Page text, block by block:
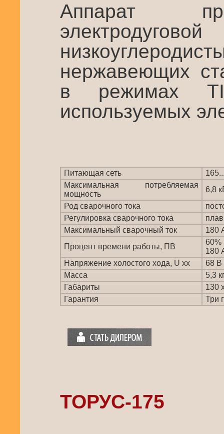
Аппарат
нержавеющих
в режимах
используемых
Питающая сеть
Максимальная потребляемая
мощность
6,8
Род сварочного тока
Регулировка сварочного тока
Максимальный сварочный ток
180
Процент времени работы, ПВ
180
Напряжение холостого хода, U xx
68 В
Масса
5,3
Габариты
130
Гарантия
Три
ТОРУС-175